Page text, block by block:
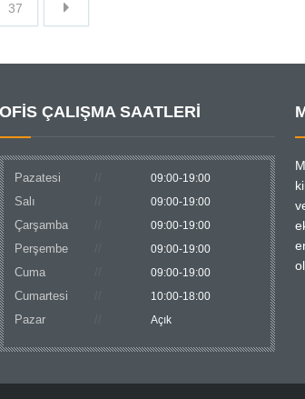
37
OFİS ÇALIŞMA SAATLERİ
Pazatesi 09:00-19:00
Salı 09:00-19:00
Çarşamba 09:00-19:00
Perşembe 09:00-19:00
Cuma 09:00-19:00
Cumartesi 10:00-18:00
Pazar Açık